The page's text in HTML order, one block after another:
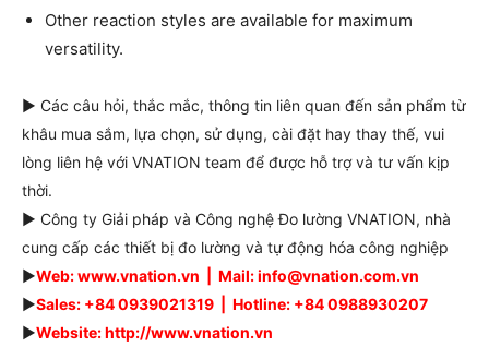
Other reaction styles are available for maximum
versatility.
► Các câu hỏi, thắc mắc, thông tin liên quan đến sản phẩm từ
khâu mua sắm, lựa chọn, sử dụng, cài đặt hay thay thế, vui
lòng liên hệ với VNATION team để được hỗ trợ và tư vấn kịp
thời.
► Công ty Giải pháp và Công nghệ Đo lường VNATION, nhà
cung cấp các thiết bị đo lường và tự động hóa công nghiệp
►Web: www.vnation.vn | Mail: info@vnation.com.vn
►Sales: +84 0939021319 | Hotline: +84 0988930207
►Website: http://www.vnation.vn